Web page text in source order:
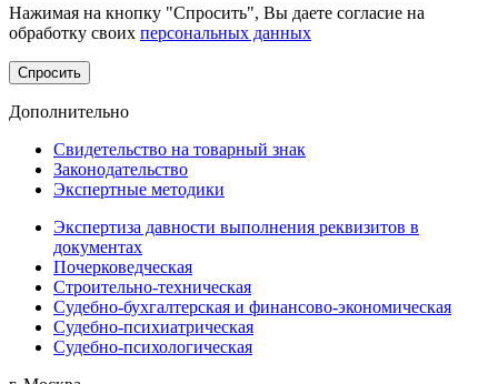
Нажимая на кнопку "Спросить", Вы даете согласие на
обработку своих персональных данных
Дополнительно
Свидетельство на товарный знак
Законодательство
Экспертные методики
Экспертиза давности выполнения реквизитов в
документах
Почерковедческая
Строительно-техническая
Судебно-бухгалтерская и финансово-экономическая
Судебно-психиатрическая
Судебно-психологическая